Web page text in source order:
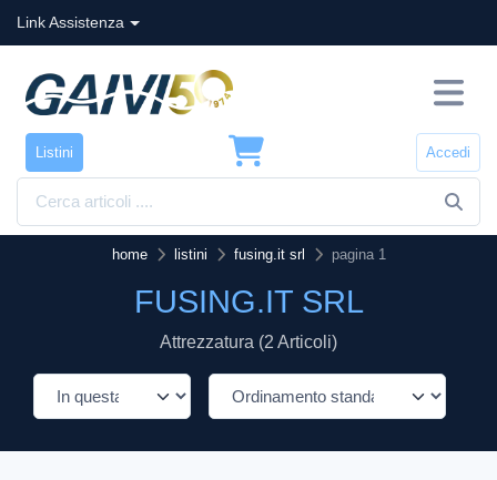
Link Assistenza
Listini Accedi
home listini fusing.it srl pagina 1
FUSING.IT SRL
Attrezzatura (2 Articoli)